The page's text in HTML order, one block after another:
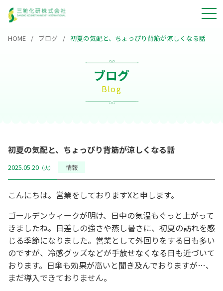
HOME ブログ 初夏の気配と、ちょっぴり背筋が涼しくなる話
ブログ
Blog
初夏の気配と、ちょっぴり背筋が涼しくなる話
2025.05.20 （火） 情報
こんにちは。営業をしておりますXと申します。
ゴールデンウィークが明け、日中の気温もぐっと上がって
きましたね。日差しの強さや蒸し暑さに、初夏の訪れを感
じる季節になりました。営業として外回りをする日も多い
のですが、冷感グッズなどが手放せなくなる日も近づいて
おります。日傘も効果が高いと聞き及んでおりますが…、
まだ導入できておりません。